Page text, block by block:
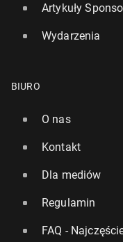
Szwaj­car­scy
Artykuły
Wydarzenia
BIURO
O nas
Kontakt
Dla mediów
Regulamin
FAQ -